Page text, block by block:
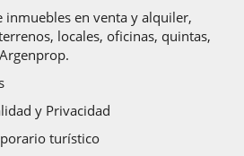
inmuebles en venta y alquiler,
locales, oficinas, quintas,
y Privacidad
turístico